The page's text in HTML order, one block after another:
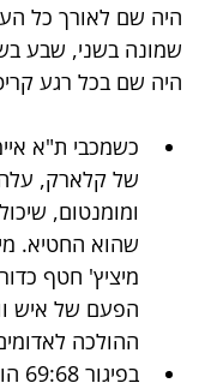
היה שם לאורך כל
שמונה בשני, שבע
היה שם בכל רגע
כשמכבי ת"א
של קלארק,
שהוא החטיא.
מיציץ' חטף
הפעם של איש
ההולכה לאדומים.